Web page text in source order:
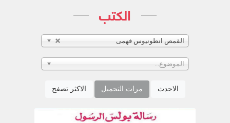
الكتب
القمص انطونيوس فهمى
الموضوع...
الاحدث مرات التحميل الاكثر تصفح